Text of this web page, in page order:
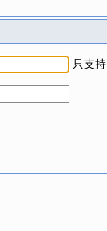
只支